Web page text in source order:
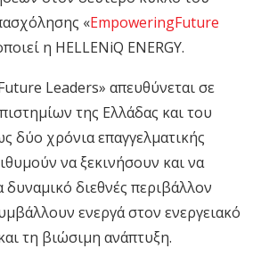
«EmpoweringFuture
η HELLENiQ ENERGY.
Leaders» απευθύνεται σε
της Ελλάδας και του
δύο χρόνια επαγγελματικής
ναξεκινήσουν καινα
δυναμικό διεθνές περιβάλλον
λουν ενεργά στον ενεργειακό
τη βιώσιμη ανάπτυξη.